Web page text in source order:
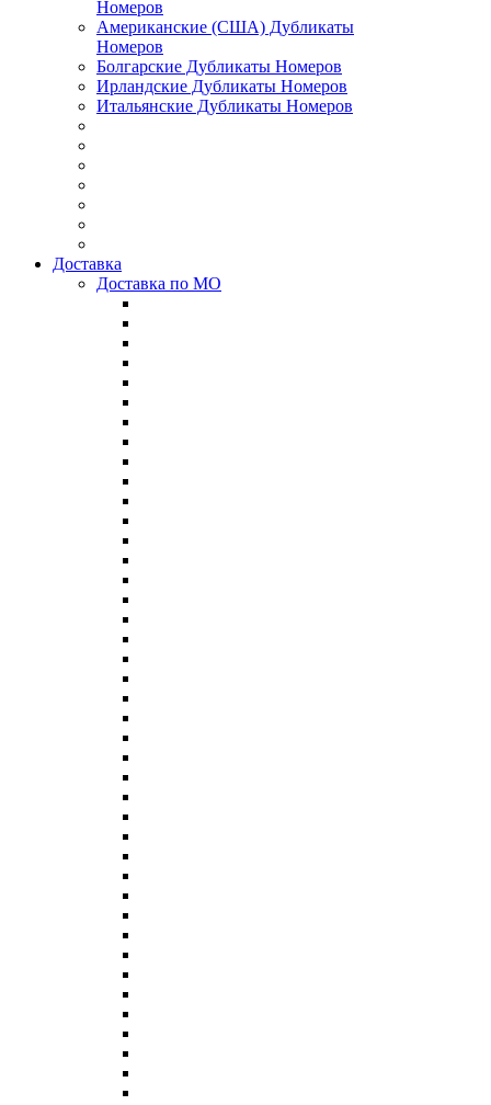
Номеров
Американские (США) Дубликаты
Номеров
Болгарские Дубликаты Номеров
Ирландские Дубликаты Номеров
Итальянские Дубликаты Номеров
Доставка
Доставка по МО